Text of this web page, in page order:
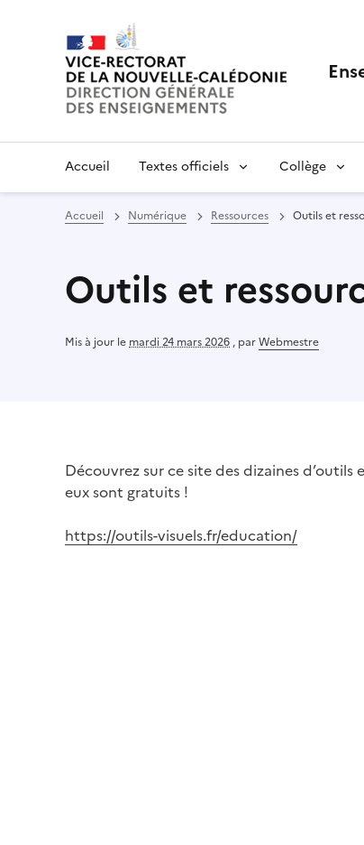
Accueil Textes officiels Collège
Accueil Numérique Ressources Outils et
Outils et
Mis à jour le mardi 24 mars 2026 , parWebmestre
Découvrez sur ce site des dizaines
eux sont gratuits !
https://outils-visuels.fr/education/